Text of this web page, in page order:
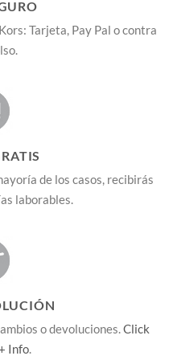
Tarjeta, Pay Pal o contra
de los casos, recibirás
laborables.
o devoluciones.Click
Info.